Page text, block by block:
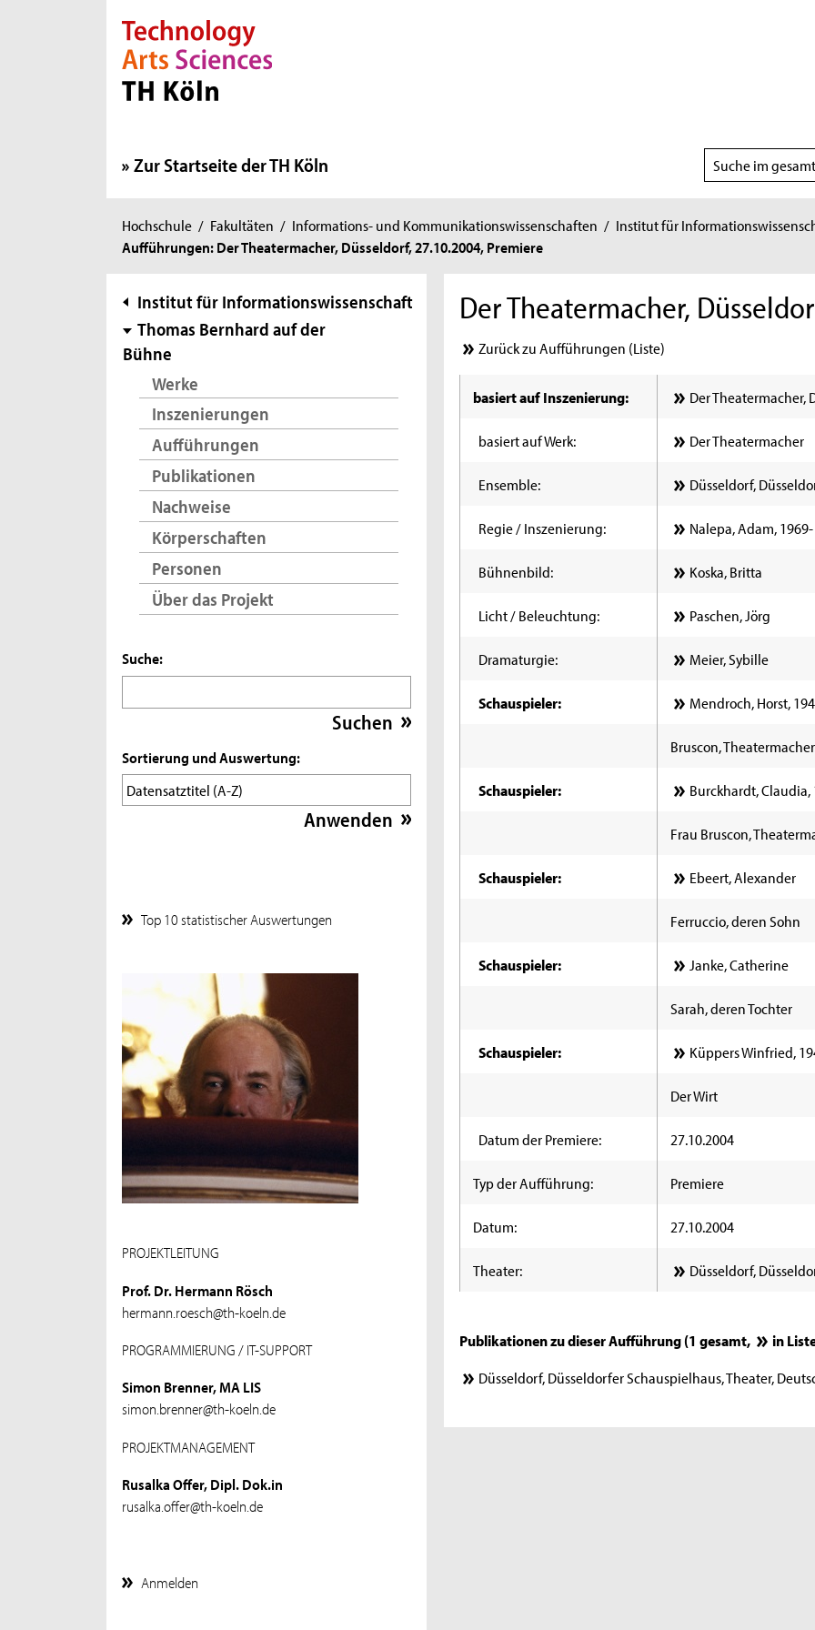
Direkt zur Hauptnavigation
Direkt zur Subnavigation
Direkt zum Inhalt
Direkt zum Fußbereich
Zur Startseite der TH Köln
Suchbereich
wählen
Sie
sind
Hochschule / Fakultäten / Informations- und Kommunikationswissenschaften / Institut für
Aufführungen: Der Theatermacher, Düsseldorf, 27.10.2004, Premiere
Subnavigation
Institut für Informationswissenschaft
Thomas Bernhard auf der
Bühne
Werke
Inszenierungen
Aufführungen
Publikationen
Nachweise
Körperschaften
Personen
Über das Projekt
Suche:
Sortierung und Auswertung:
Top 10 statistischer Auswertungen
PROJEKTLEITUNG
Prof. Dr. Hermann Rösch
hermann.roesch@th-koeln.de
PROGRAMMIERUNG / IT-SUPPORT
Simon Brenner, MA LIS
simon.brenner@th-koeln.de
PROJEKTMANAGEMENT
Rusalka Offer, Dipl. Dok.in
rusalka.offer@th-koeln.de
Anmelden
Der Theatermacher,
Zurück zu Aufführungen (Liste)
basiert auf Inszenierung: Der Theatermacher,
basiert auf Werk: Der Theatermacher
Ensemble: Düsseldorf,
Regie / Inszenierung: Nalepa, Adam, 1969-
Bühnenbild: Koska, Britta
Licht / Beleuchtung: Paschen, Jörg
Dramaturgie: Meier, Sybille
Schauspieler: Mendroch, Horst,
Bruscon, Theatermacher
Schauspieler: Burckhardt, Claudia,
Frau Bruscon,
Schauspieler: Ebeert, Alexander
Ferruccio, deren Sohn
Schauspieler: Janke, Catherine
Sarah, deren Tochter
Schauspieler: Küppers Winfried,
Der Wirt
Datum der Premiere: 27.10.2004
Typ der Aufführung: Premiere
Datum: 27.10.2004
Theater: Düsseldorf,
Publikationen zu dieser Aufführung (1 gesamt, in
Düsseldorf, Düsseldorfer Schauspielhaus, Theater,